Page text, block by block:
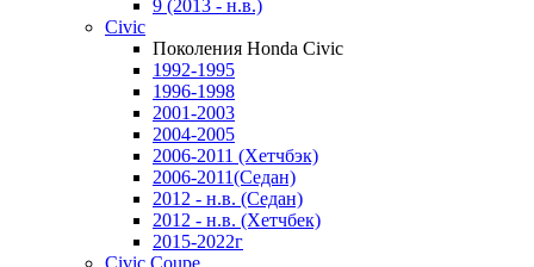
9 (2013 - н.в.)
Civic
Поколения Honda Civic
1992-1995
1996-1998
2001-2003
2004-2005
2006-2011 (Хетчбэк)
2006-2011(Седан)
2012 - н.в. (Седан)
2012 - н.в. (Хетчбек)
2015-2022г
Civic Coupe